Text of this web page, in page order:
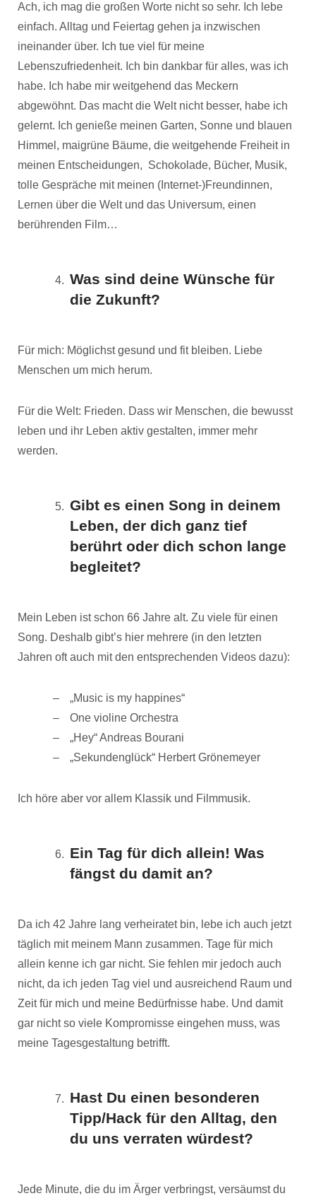
Ach, ich mag die großen Worte nicht so sehr. Ich lebe
einfach. Alltag und Feiertag gehen ja inzwischen
ineinander über. Ich tue viel für meine
Lebenszufriedenheit. Ich bin dankbar für alles, was ich
habe. Ich habe mir weitgehend das Meckern
abgewöhnt. Das macht die Welt nicht besser, habe ich
gelernt. Ich genieße meinen Garten, Sonne und blauen
Himmel, maigrüne Bäume, die weitgehende Freiheit in
meinen Entscheidungen, Schokolade, Bücher, Musik,
tolle Gespräche mit meinen (Internet-)Freundinnen,
Lernen über die Welt und das Universum, einen
berührenden Film…
Was sind deine Wünsche für
die Zukunft?
Für mich: Möglichst gesund und fit bleiben. Liebe
Menschen um mich herum.
Für die Welt: Frieden. Dass wir Menschen, die bewusst
leben und ihr Leben aktiv gestalten, immer mehr
werden.
Gibt es einen Song in deinem
Leben, der dich ganz tief
berührt oder dich schon lange
begleitet?
Mein Leben ist schon 66 Jahre alt. Zu viele für einen
Song. Deshalb gibt’s hier mehrere (in den letzten
Jahren oft auch mit den entsprechenden Videos dazu):
„Music is my happines“
One violine Orchestra
„Hey“ Andreas Bourani
„Sekundenglück“ Herbert Grönemeyer
Ich höre aber vor allem Klassik und Filmmusik.
Ein Tag für dich allein! Was
fängst du damit an?
Da ich 42 Jahre lang verheiratet bin, lebe ich auch jetzt
täglich mit meinem Mann zusammen. Tage für mich
allein kenne ich gar nicht. Sie fehlen mir jedoch auch
nicht, da ich jeden Tag viel und ausreichend Raum und
Zeit für mich und meine Bedürfnisse habe. Und damit
gar nicht so viele Kompromisse eingehen muss, was
meine Tagesgestaltung betrifft.
Hast Du einen besonderen
Tipp/Hack für den Alltag, den
du uns verraten würdest?
Jede Minute, die du im Ärger verbringst, versäumst du